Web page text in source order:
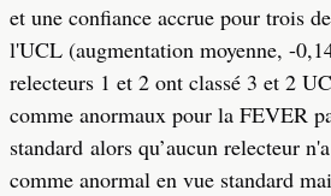
et une confiance accrue pour trois
l'UCL (augmentation moyenne, -
relecteurs 1 et 2 ont classé 3 et 2
comme anormaux pour la FEVER
standard alors qu’aucun relecteur
comme anormal en vue standard